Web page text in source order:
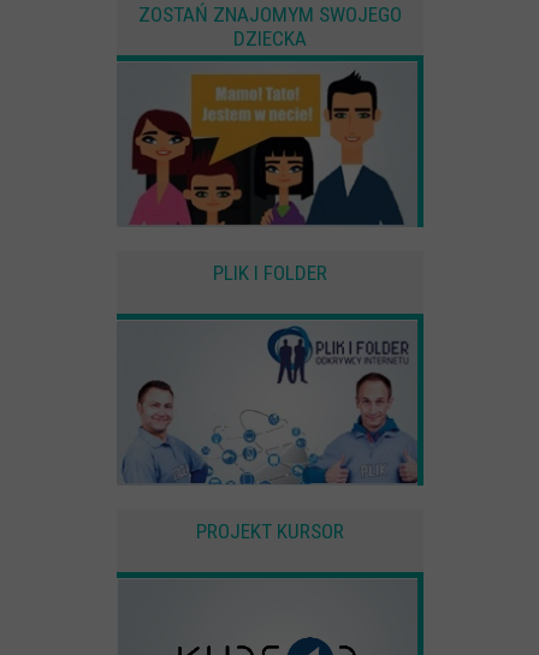
ZOSTAŃ ZNAJOMYM SWOJEGO
DZIECKA
PLIK I FOLDER
PROJEKT KURSOR